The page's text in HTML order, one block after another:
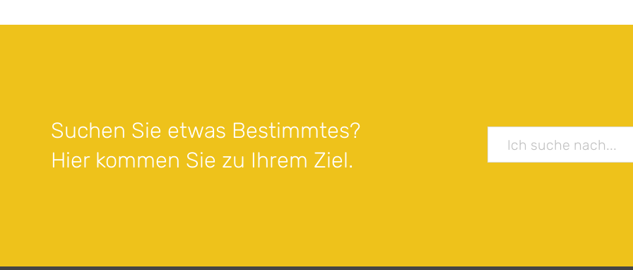
Suchen Sie etwas Bestimmtes?
Hier kommen Sie zu Ihrem Ziel.